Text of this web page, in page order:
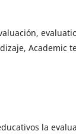
Academic
la